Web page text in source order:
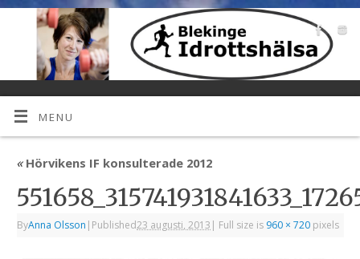
MENU
«Hörvikens IF konsulterade 2012
ByAnna Olsson | Published23 augusti, 2013 | Full size is 960 × 720 pixels